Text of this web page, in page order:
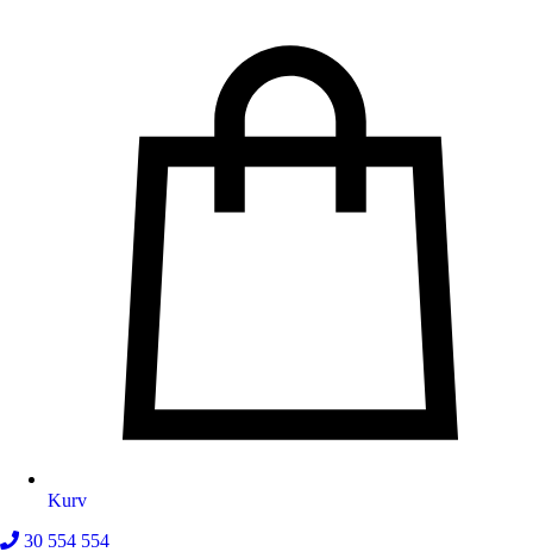
Kurv
30 554 554